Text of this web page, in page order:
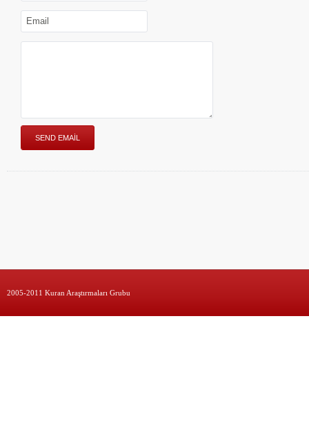
2005-2011 Kuran Araştırmaları Grubu